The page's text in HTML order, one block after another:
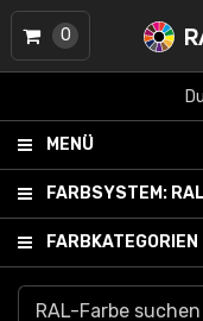
MENÜ
FARBSYSTEM:
FARBKATEGORIEN
0